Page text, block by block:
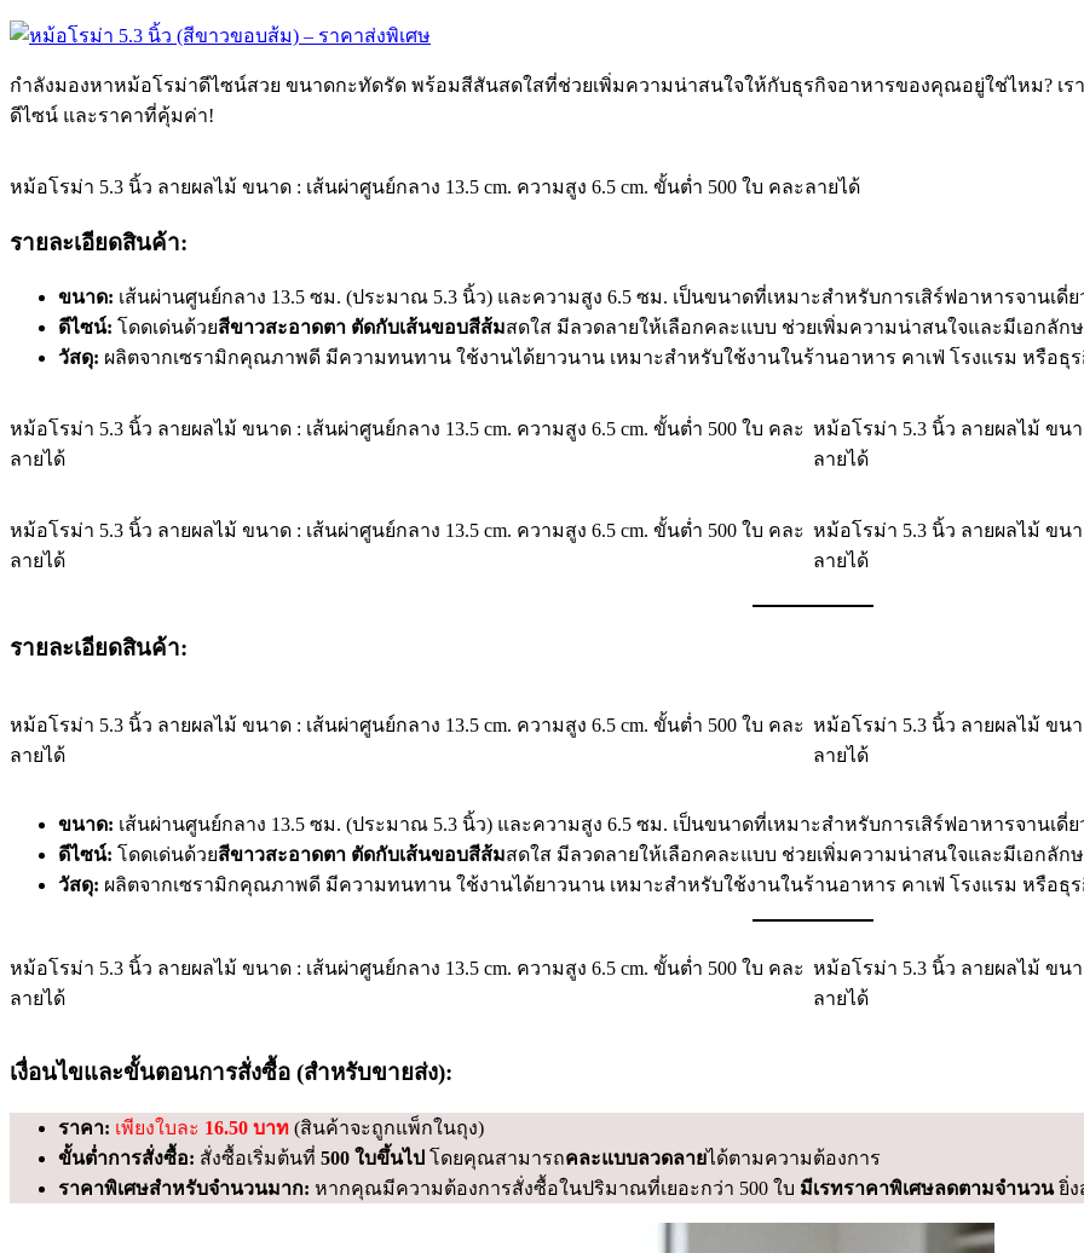
กำลังมองหาหม้อโรม่าดีไซน์สวย ขนาดกะทัดรัด พร้อมสีสันสดใสที่ช่วยเพิ่มความน่าสนใจให้กับธุรกิจอาหารของคุณอยู่ใช่ไหม?
ดีไซน์ และราคาที่คุ้มค่า!
หม้อโรม่า 5.3 นิ้ว ลายผลไม้ ขนาด : เส้นผ่าศูนย์กลาง 13.5 cm. ความสูง 6.5 cm. ขั้นต่ำ 500 ใบ คละลายได้
รายละเอียดสินค้า:
ขนาด: เส้นผ่านศูนย์กลาง 13.5 ซม. (ประมาณ 5.3 นิ้ว) และความสูง 6.5 ซม. เป็นขนาดที่เหมาะสำหรับการเสิร์ฟอาหารจานเดี่
ดีไซน์: โดดเด่นด้วยสีขาวสะอาดตา ตัดกับเส้นขอบสีส้มสดใส มีลวดลายให้เลือกคละแบบ ช่วยเพิ่มความน่าสนใจและมีเอกลั
วัสดุ: ผลิตจากเซรามิกคุณภาพดี มีความทนทาน ใช้งานได้ยาวนาน เหมาะสำหรับใช้งานในร้านอาหาร คาเฟ่ โรงแรม หรือธุร
หม้อโรม่า 5.3 นิ้ว ลายผลไม้ ขนาด : เส้นผ่าศูนย์กลาง 13.5 cm. ความสูง 6.5 cm. ขั้นต่ำ 500 ใบ คละ
ลายได้
หม้อโรม่า 5.3 นิ้ว ลายผลไม้ ขนา
ลายได้
หม้อโรม่า 5.3 นิ้ว ลายผลไม้ ขนาด : เส้นผ่าศูนย์กลาง 13.5 cm. ความสูง 6.5 cm. ขั้นต่ำ 500 ใบ คละ
ลายได้
หม้อโรม่า 5.3 นิ้ว ลายผลไม้ ขนา
ลายได้
รายละเอียดสินค้า:
หม้อโรม่า 5.3 นิ้ว ลายผลไม้ ขนาด : เส้นผ่าศูนย์กลาง 13.5 cm. ความสูง 6.5 cm. ขั้นต่ำ 500 ใบ คละ
ลายได้
หม้อโรม่า 5.3 นิ้ว ลายผลไม้ ขนา
ลายได้
ขนาด: เส้นผ่านศูนย์กลาง 13.5 ซม. (ประมาณ 5.3 นิ้ว) และความสูง 6.5 ซม. เป็นขนาดที่เหมาะสำหรับการเสิร์ฟอาหารจานเดี่
ดีไซน์: โดดเด่นด้วยสีขาวสะอาดตา ตัดกับเส้นขอบสีส้มสดใส มีลวดลายให้เลือกคละแบบ ช่วยเพิ่มความน่าสนใจและมีเอกลั
วัสดุ: ผลิตจากเซรามิกคุณภาพดี มีความทนทาน ใช้งานได้ยาวนาน เหมาะสำหรับใช้งานในร้านอาหาร คาเฟ่ โรงแรม หรือธุร
หม้อโรม่า 5.3 นิ้ว ลายผลไม้ ขนาด : เส้นผ่าศูนย์กลาง 13.5 cm. ความสูง 6.5 cm. ขั้นต่ำ 500 ใบ คละ
ลายได้
หม้อโรม่า 5.3 นิ้ว ลายผลไม้ ขนา
ลายได้
เงื่อนไขและขั้นตอนการสั่งซื้อ (สำหรับขายส่ง):
ราคา: เพียงใบละ 16.50 บาท (สินค้าจะถูกแพ็กในถุง)
ขั้นต่ำการสั่งซื้อ: สั่งซื้อเริ่มต้นที่ 500 ใบขึ้นไป โดยคุณสามารถคละแบบลวดลายได้ตามความต้องการ
ราคาพิเศษสำหรับจำนวนมาก: หากคุณมีความต้องการสั่งซื้อในปริมาณที่เยอะกว่า 500 ใบ มีเรทราคาพิเศษลดตามจำนวนยิ่ง